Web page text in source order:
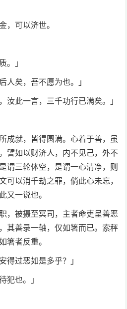
，可以济世。
。」
人矣，吾不愿为也。」
汝此一言，三千功行已满矣。」
成就，皆得圆满。心着于善，虽
譬如以财济人，内不见己，外不
谓三轮体空，是谓一心清净，则
可以消千劫之罪，倘此心未忘，
又一说也。
，被摄至冥司，主者命吏呈善恶
其善录一轴，仅如箸而已。索秤
箸者反重。
得过恶如是多乎？」
犯也。」